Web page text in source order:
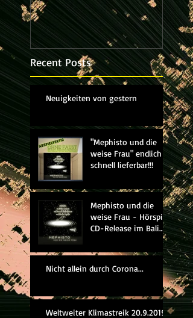
Recent Posts
Neuigkeiten von gestern
"Mephisto und die
weise Frau" endlich
schnell lieferbar!!!
Mephisto und die
weise Frau - Hörspiel
CD-Release im Bali
Nicht allein durch Corona...
Weltweiter Klimastreik 20.9.2019